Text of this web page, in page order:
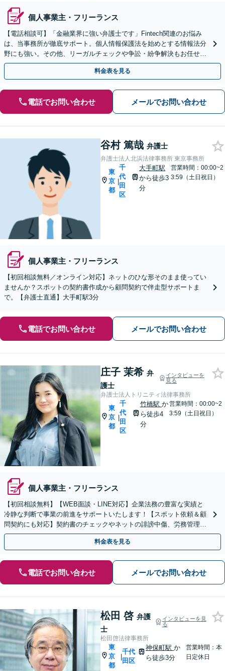
個人事業主・フリーランス
【電話相談可】「金融業界に強い弁護士です」Fintech関連のお悩み
は、当事務所が徹底サポート。個人情報保護法を始めとする情報法分
野にも強い。その他、リーガルチェックや争訟・紛争解決もお任せ！
【平日夜間面談可】【完全個室】【霞ケ関駅2分】
料金表を見る
電話でお問い合わせ メールでお問い合わせ
谷村 篤哉 弁護士
弁護士法人北浜法律事務所 東京事務所
東
京
都
|
千
代
田
区
大手町駅
から徒歩3
分
営業時間：00:00~2
3:59（土日祝日）
個人事業主・フリーランス
【初回相談無料／オンライン対応】ネットのひな形そのまま使ってい
ませんか？スポットの契約書作成から顧問契約で伴走型サポートま
で。【弁護士直通】大手町駅3分
電話でお問い合わせ メールでお問い合わせ
庄子 茉希 弁
護士
インタビューを
見る
弁護士法人トリニティ法律事務所
東
京
都
|
千
代
田
区
竹橋駅 か
ら徒歩4
分
営業時間：00:00~2
3:59（土日祝日）
個人事業主・フリーランス
【初回相談無料】【WEB面談・LINE対応】企業法務の豊富な実績と
冷静な判断で事業の前進をサポートいたします！【スポット依頼＆顧
問契約にも対応】契約書のチェックやネットの誹謗中傷、労務管理、
取引先とのトラブルはご相談ください【大手町駅8分】
料金表を見る
電話でお問い合わせ メールでお問い合わせ
松田 啓 弁護
士
インタビューを見
る
松田啓法律事務所
東
京
都
|
千代
田区
神保町駅か
ら徒歩3分
営業時間：本
日定休日